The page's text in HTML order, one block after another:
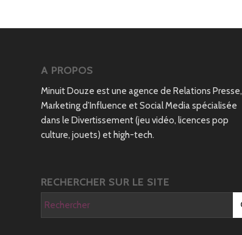
A PROPOS
Minuit Douze est une agence de Relations Presse,
Marketing d’Influence et Social Media spécialisée
dans le Divertissement (jeu vidéo, licences pop
culture, jouets) et high-tech.
RECHERCHER SUR LE SITE